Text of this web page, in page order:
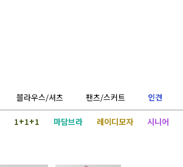
블라우스/셔츠 팬츠/스커트 인견
1+1+1 마담브라 레이디모자 시니어